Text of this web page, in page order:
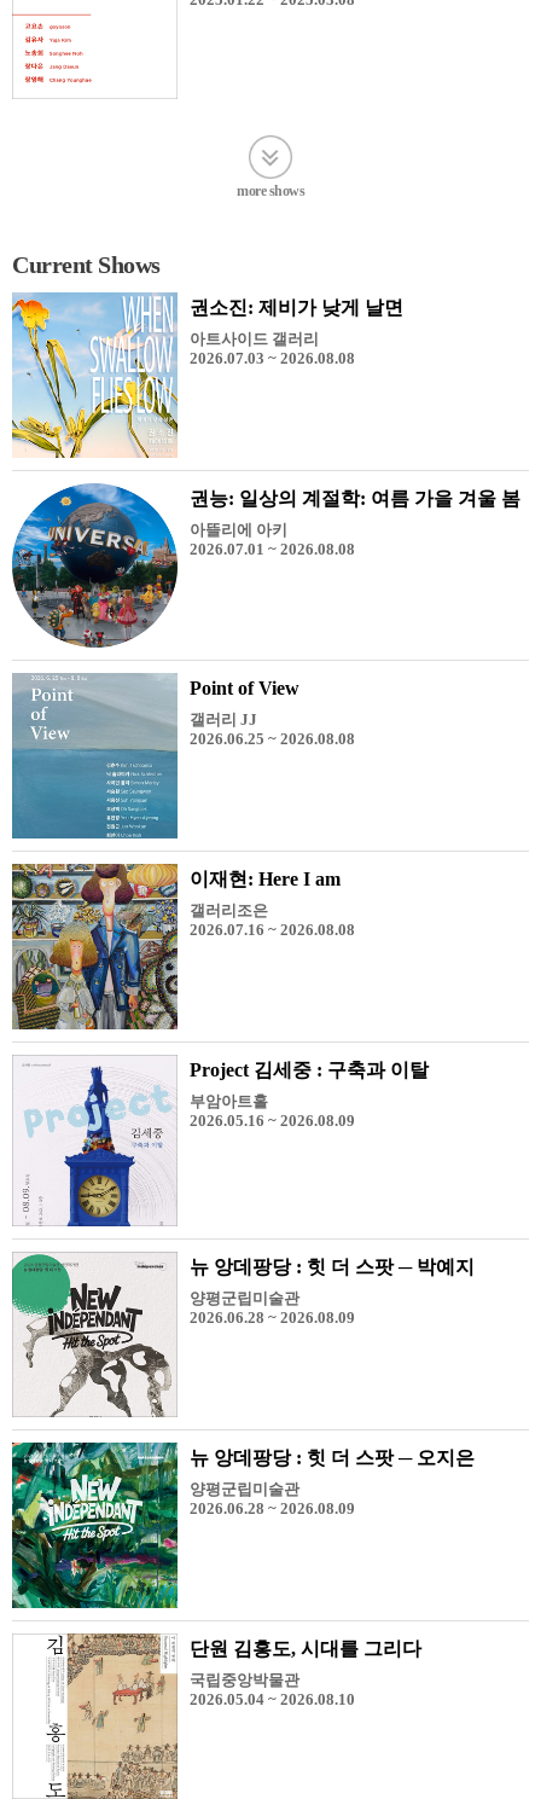
more shows
Current Shows
권소진: 제비가 낮게 날면
아트사이드 갤러리
2026.07.03 ~ 2026.08.08
권능: 일상의 계절학: 여름 가을 겨울 봄
아뜰리에 아키
2026.07.01 ~ 2026.08.08
Point of View
갤러리 JJ
2026.06.25 ~ 2026.08.08
이재현: Here I am
갤러리조은
2026.07.16 ~ 2026.08.08
Project 김세중 : 구축과 이탈
부암아트홀
2026.05.16 ~ 2026.08.09
뉴 앙데팡당 : 힛 더 스팟 ─ 박예지
양평군립미술관
2026.06.28 ~ 2026.08.09
뉴 앙데팡당 : 힛 더 스팟 ─ 오지은
양평군립미술관
2026.06.28 ~ 2026.08.09
단원 김홍도, 시대를 그리다
국립중앙박물관
2026.05.04 ~ 2026.08.10